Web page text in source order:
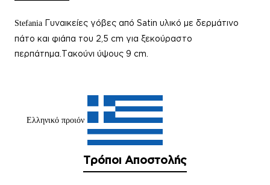
Stefania Γυναικείες γόβες από Satin υλικό με δερμάτινο
πάτο και φιάπα του 2,5 cm για ξεκούραστο
περπάτημα.Τακούνι ύψους 9 cm.
Ελληνικό προιόν
Τρόποι Αποστολής